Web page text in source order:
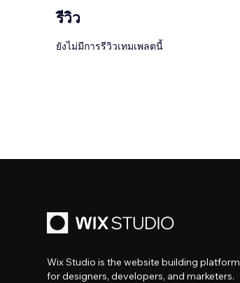
รีวิว
ยังไม่มีการรีวิวเทมเพลตนี้
Wix Studio is the website building platform
for designers, developers, and marketers.